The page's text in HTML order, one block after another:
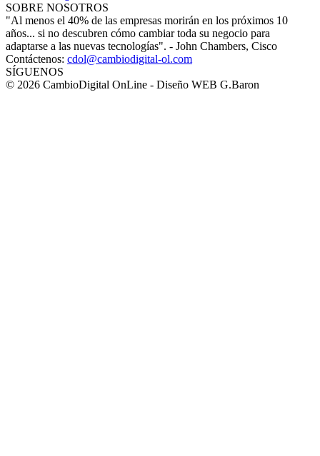
SOBRE NOSOTROS
"Al menos el 40% de las empresas morirán en los próximos 10
años... si no descubren cómo cambiar toda su negocio para
adaptarse a las nuevas tecnologías". - John Chambers, Cisco
Contáctenos: cdol@cambiodigital-ol.com
SÍGUENOS
© 2026 CambioDigital OnLine - Diseño WEB G.Baron